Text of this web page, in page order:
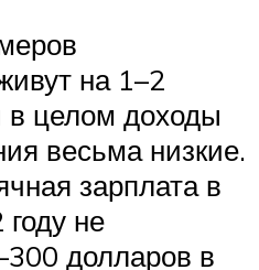
на 1–2
в целом доходы
весьма низкие.
зарплата в
не
долларов в